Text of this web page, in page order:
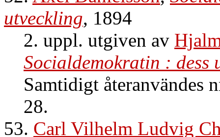
utveckling, 1894
2. uppl. utgiven av
Socialdemokratin : dess
Samtidigt återanvändes
28.
53. Carl Vilhelm Ludvig